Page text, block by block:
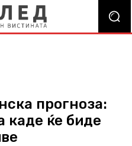
прогноза:
ќе биде